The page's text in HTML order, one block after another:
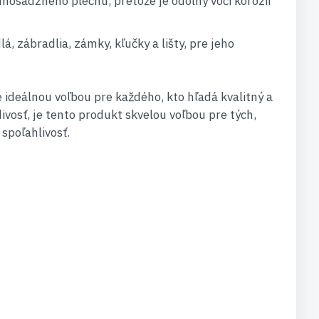
zábradlia, zámky, kľučky a lišty, pre jeho
voľbou pre každého, kto hľadá kvalitný a
je tento produkt skvelou voľbou pre tých,